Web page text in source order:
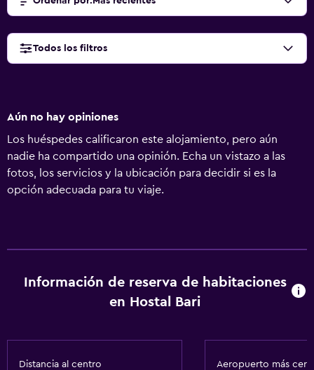
Todos los filtros
Aún no hay opiniones
Los huéspedes calificaron este alojamiento, pero aún
nadie ha compartido una opinión. Echa un vistazo a las
fotos, los servicios y la ubicación para decidir si es la
opción adecuada para tu viaje.
Información de reserva de habitaciones
en Hostal Bari
Distancia al centro Aeropuerto más